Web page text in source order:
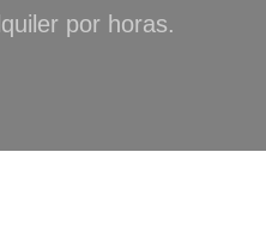
por horas.